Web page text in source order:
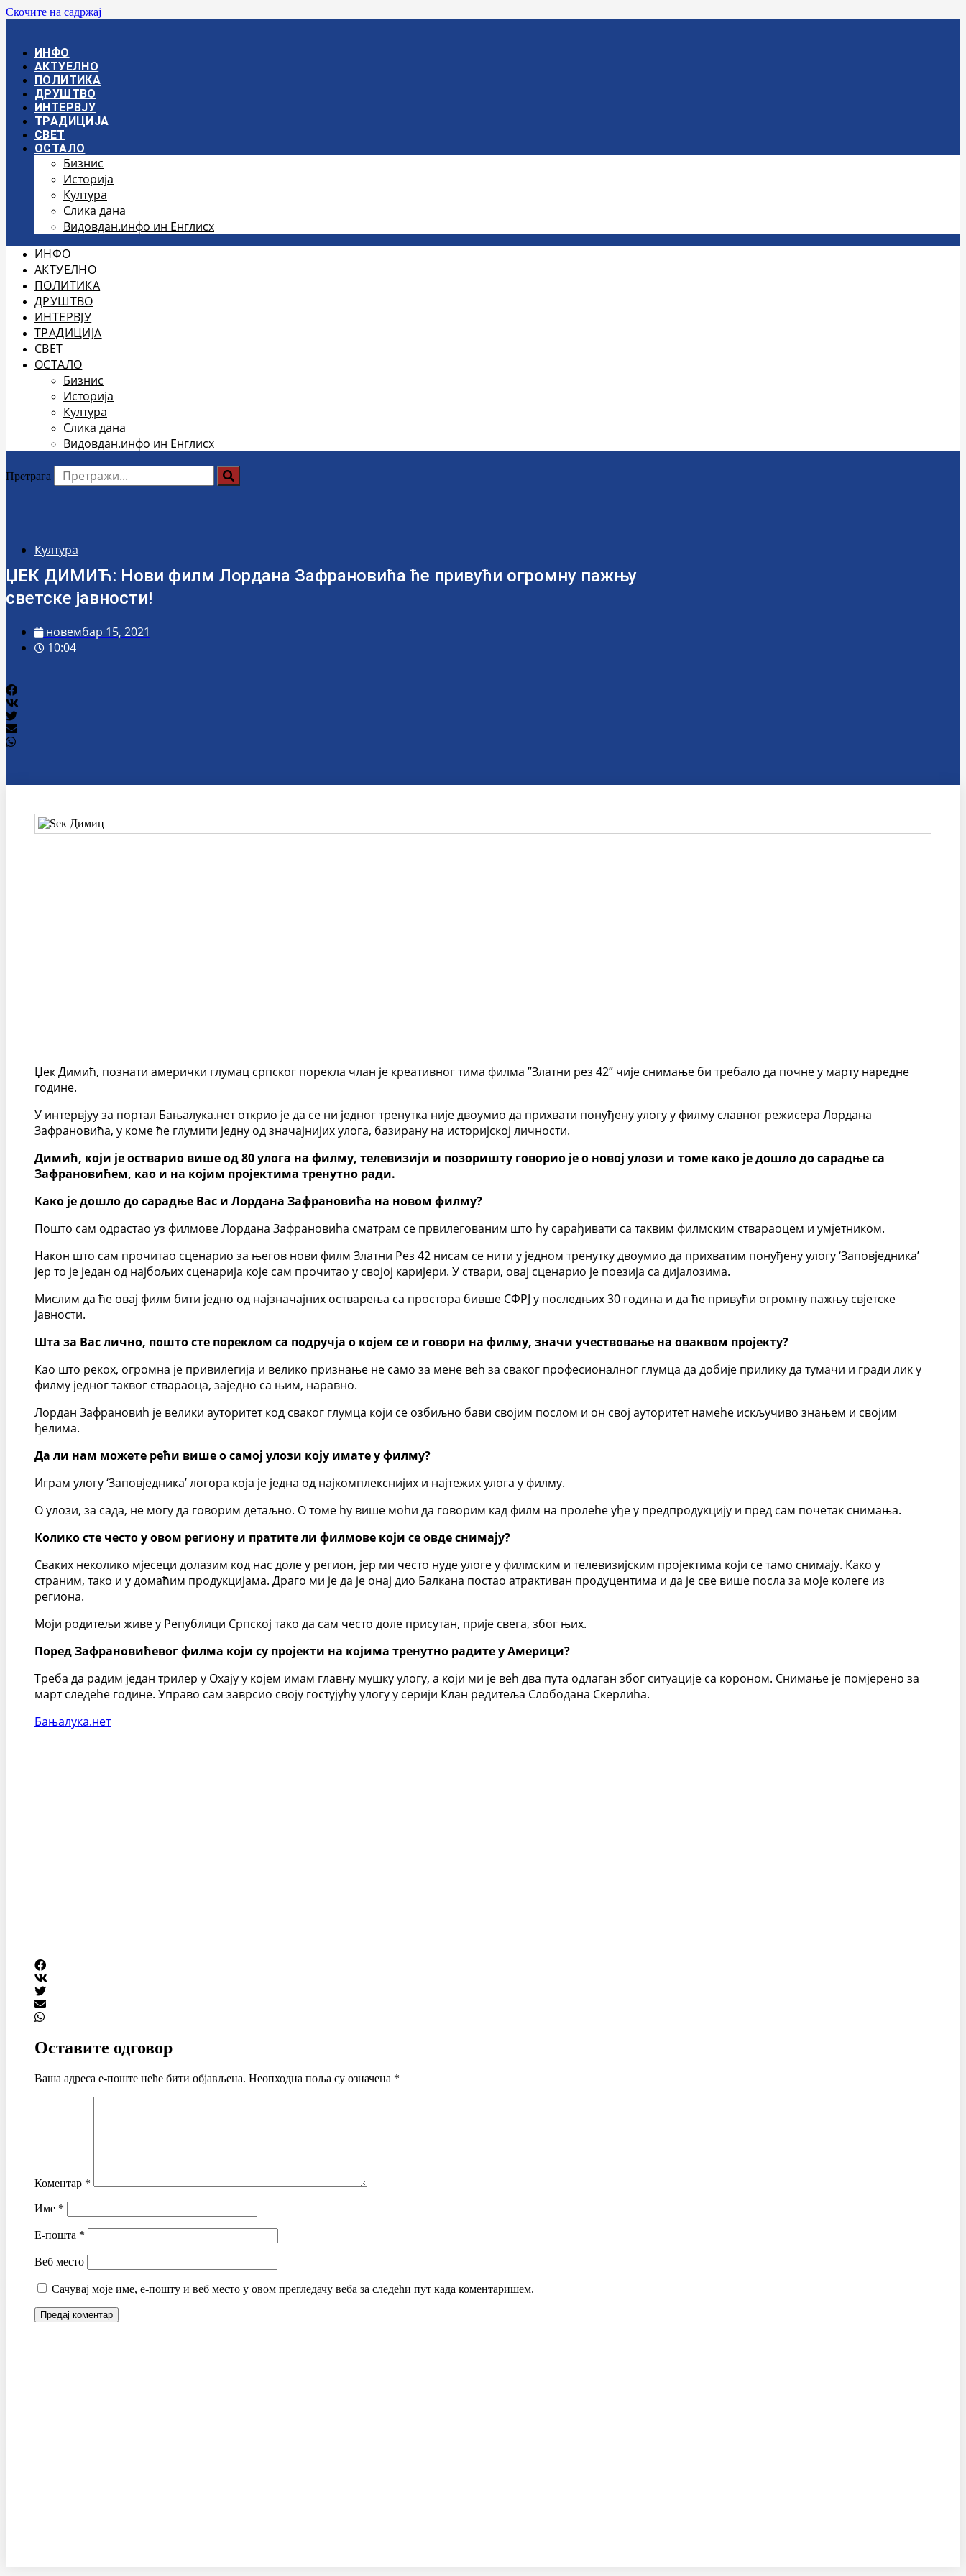
Скочите на садржај
ИНФО
АКТУЕЛНО
ПОЛИТИКА
ДРУШТВО
ИНТЕРВЈУ
ТРАДИЦИЈА
СВЕТ
ОСТАЛО
Бизнис
Историја
Култура
Слика дана
Видовдан.инфо ин Енглисх
ИНФО
АКТУЕЛНО
ПОЛИТИКА
ДРУШТВО
ИНТЕРВЈУ
ТРАДИЦИЈА
СВЕТ
ОСТАЛО
Бизнис
Историја
Култура
Слика дана
Видовдан.инфо ин Енглисх
Претрага
Култура
ЏЕК ДИМИЋ: Нови филм Лордана Зафрановића ће привући огромну пажњу
светске јавности!
новембар 15, 2021
10:04
Џек Димић, познати амерички глумац српског порекла члан је креативног тима филма ”Златни рез 42” чије снимање би требало да почне у марту наредне
године.
У интервјуу за портал Бањалука.нет открио је да се ни једног тренутка није двоумио да прихвати понуђену улогу у филму славног режисера Лордана
Зафрановића, у коме ће глумити једну од значајнијих улога, базирану на историјској личности.
Димић, који је остварио више од 80 улога на филму, телевизији и позоришту говорио је о новој улози и томе како је дошло до сарадње са
Зафрановићем, као и на којим пројектима тренутно ради.
Како је дошло до сарадње Вас и Лордана Зафрановића на новом филму?
Пошто сам одрастао уз филмове Лордана Зафрановића сматрам се првилегованим што ћу сарађивати са таквим филмским ствараоцем и умјетником.
Након што сам прочитао сценарио за његов нови филм Златни Рез 42 нисам се нити у једном тренутку двоумио да прихватим понуђену улогу ‘Заповједника’
јер то је један од најбољих сценарија које сам прочитао у својој каријери. У ствари, овај сценарио је поезија са дијалозима.
Мислим да ће овај филм бити једно од најзначајних остварења са простора бивше СФРЈ у последњих 30 година и да ће привући огромну пажњу свјетске
јавности.
Шта за Вас лично, пошто сте пореклом са подручја о којем се и говори на филму, значи учествовање на оваквом пројекту?
Као што рекох, огромна је привилегија и велико признање не само за мене већ за сваког професионалног глумца да добије прилику да тумачи и гради лик у
филму једног таквог ствараоца, заједно са њим, наравно.
Лордан Зафрановић је велики ауторитет код сваког глумца који се озбиљно бави својим послом и он свој ауторитет намеће искључиво знањем и својим
ђелима.
Да ли нам можете рећи више о самој улози коју имате у филму?
Играм улогу ‘Заповједника’ логора која је једна од најкомплекснијих и најтежих улога у филму.
О улози, за сада, не могу да говорим детаљно. О томе ћу више моћи да говорим кад филм на пролеће уђе у предпродукцију и пред сам почетак снимања.
Колико сте често у овом региону и пратите ли филмове који се овде снимају?
Сваких неколико мјесеци долазим код нас доле у регион, јер ми често нуде улоге у филмским и телевизијским пројектима који се тамо снимају. Како у
страним, тако и у домаћим продукцијама. Драго ми је да је онај дио Балкана постао атрактиван продуцентима и да је све више посла за моје колеге из
региона.
Моји родитељи живе у Републици Српској тако да сам често доле присутан, прије свега, због њих.
Поред Зафрановићевог филма који су пројекти на којима тренутно радите у Америци?
Треба да радим један трилер у Охају у којем имам главну мушку улогу, а који ми је већ два пута одлаган због ситуације са короном. Снимање је помјерено за
март следеће године. Управо сам заврсио своју гостујућу улогу у серији Клан редитеља Слободана Скерлића.
Бањалука.нет
Оставите одговор
Ваша адреса е-поште неће бити објављена. Неопходна поља су означена *
Коментар *
Име *
Е-пошта *
Веб место
Сачувај моје име, е-пошту и веб место у овом прегледачу веба за следећи пут када коментаришем.